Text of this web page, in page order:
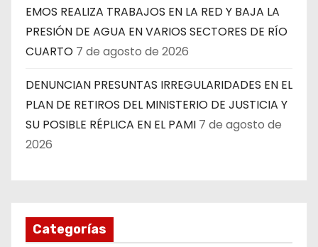
EMOS REALIZA TRABAJOS EN LA RED Y BAJA LA
PRESIÓN DE AGUA EN VARIOS SECTORES DE RÍO
CUARTO 7 de agosto de 2026
DENUNCIAN PRESUNTAS IRREGULARIDADES EN EL
PLAN DE RETIROS DEL MINISTERIO DE JUSTICIA Y
SU POSIBLE RÉPLICA EN EL PAMI 7 de agosto de
2026
Categorías